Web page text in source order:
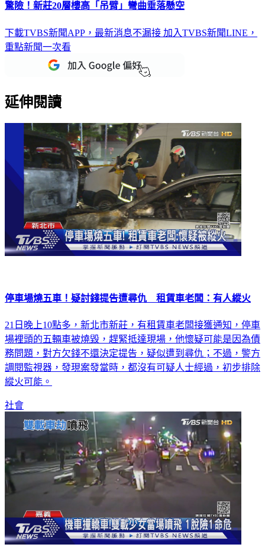
驚險！新莊20層樓高「吊臂」彎曲垂落懸空
下載TVBS新聞APP，最新消息不漏接 加入TVBS新聞LINE，
重點新聞一次看
延伸閱讀
停車場燒五車！疑討錢提告遭尋仇 租賃車老闆：有人縱火
21日晚上10點多，新北市新莊，有租賃車老闆接獲通知，停車
場裡頭的五輛車被燒毀，趕緊抵達現場，他懷疑可能是因為債
務問題，對方欠錢不還決定提告，疑似遭到尋仇；不過，警方
調閱監視器，發現案發當時，都沒有可疑人士經過，初步排除
縱火可能。
社會